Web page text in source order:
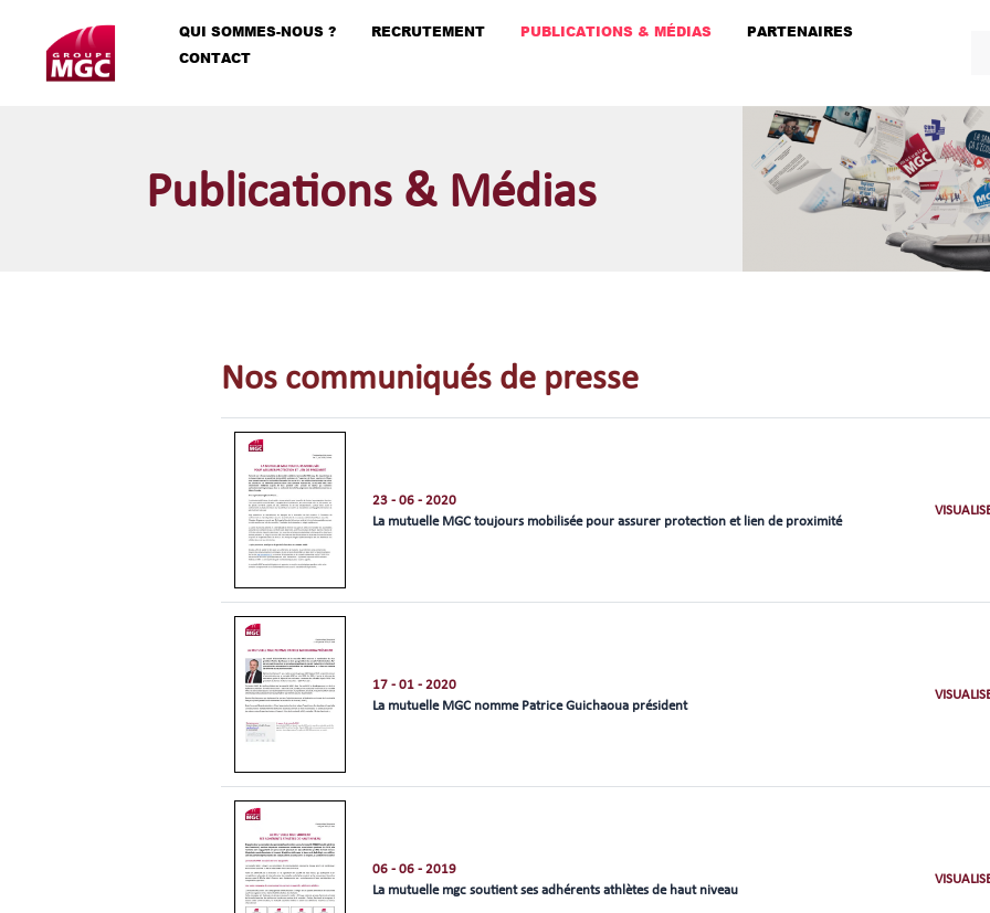
QUI SOMMES-NOUS ? RECRUTEMENT PUBLICATIONS & MÉDIAS
PARTENAIRES
CONTACT
Publications & Médias
Nos communiqués de presse
23 - 06 - 2020
La mutuelle MGC toujours mobilisée pour assurer protection et lien de proximité
17 - 01 - 2020
La mutuelle MGC nomme Patrice Guichaoua président
06 - 06 - 2019
La mutuelle mgc soutient ses adhérents athlètes de haut niveau